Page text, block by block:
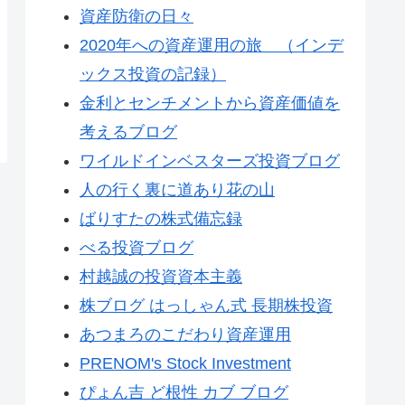
資産防衛の日々
2020年への資産運用の旅 （インデ
ックス投資の記録）
金利とセンチメントから資産価値を
考えるブログ
ワイルドインベスターズ投資ブログ
人の行く裏に道あり花の山
ばりすたの株式備忘録
べる投資ブログ
村越誠の投資資本主義
株ブログ はっしゃん式 長期株投資
あつまろのこだわり資産運用
PRENOM's Stock Investment
ぴょん吉 ど根性 カブ ブログ